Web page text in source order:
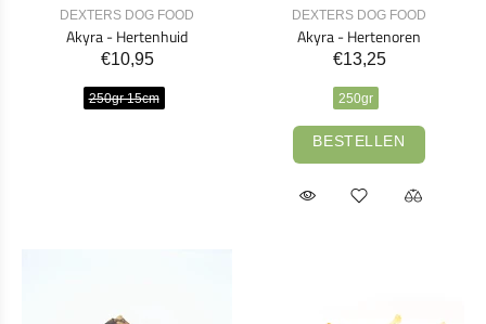
DEXTERS DOG FOOD
Akyra - Hertenhuid
€10,95
250gr 15cm
DEXTERS DOG FOOD
Akyra - Hertenoren
€13,25
250gr
BESTELLEN